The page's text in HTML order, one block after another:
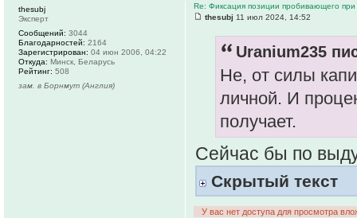
Re: Фиксация позиции пробивающего
thesubj 11 июл 2024, 14:52
Uranium235
Не, от силы
личной. И
получает.
Сейчас бы по
Скрытый текст
У вас нет доступа для просмотра
thesubj
Эксперт
Сообщений: 3044
Благодарностей: 2164
Зарегистрирован: 04 июн 2006, 04:22
Откуда: Минск, Беларусь
Рейтинг: 508
зам. в Борнмут (Англия)